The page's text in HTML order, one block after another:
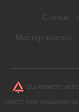
Статьи
Мастер-классы
Вы можете
текст) при указании